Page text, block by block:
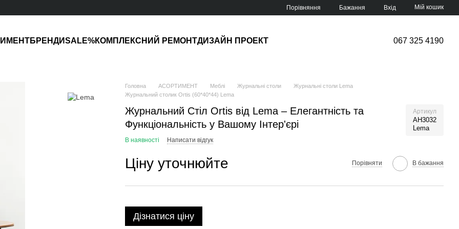
Порівняння Бажання Вхід Мій кошик
БРЕНДИSALE%КОМПЛЕКСНИЙ РЕМОНТДИЗАЙН ПРОЕКТ 067 325 4190
Головна АСОРТИМЕНТ Меблі Журнальні столи
Журнальні столи Lema
Журнальний столик Ortis (60*40*44) Lema
Журнальний Стіл Ortis від Lema – Елегантність та
Функціональність у Вашому Інтер'єрі
Артикул
AH3032
Lema
В наявності Написати відгук
Ціну уточнюйте Порівняти В бажання
Дізнатися ціну